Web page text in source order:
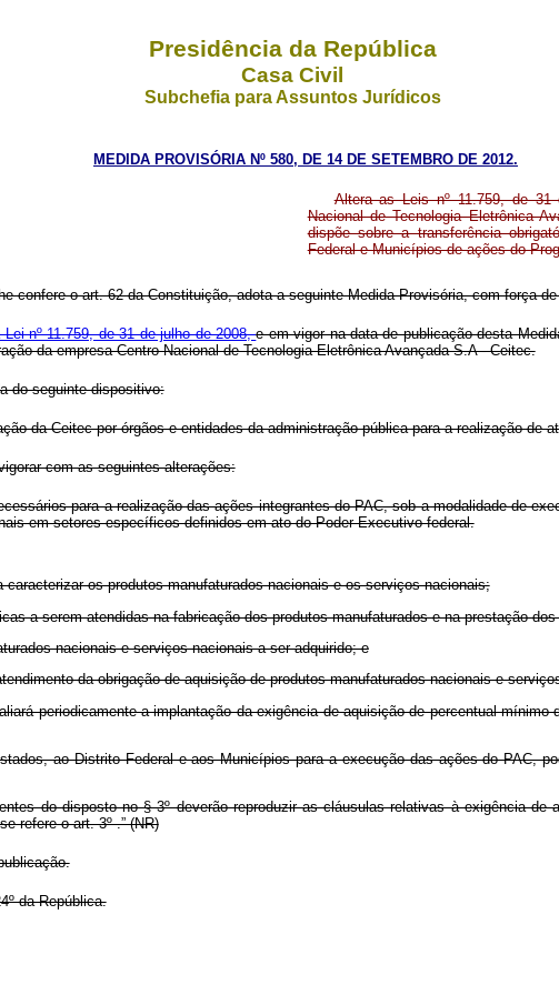
Presidência da República
Casa Civil
Subchefia para Assuntos Jurídicos
MEDIDA PROVISÓRIA Nº 580, DE 14 DE SETEMBRO DE 2012.
Altera as Leis nº 11.759, de 31
Nacional de Tecnologia Eletrônica
dispõe sobre a transferência
Federal e Municípios de ações do
confere o art. 62 da Constituição, adota a seguinte Medida Provisória, com força
nº 11.759, de 31 de julho de 2008,e em vigor na data de publicação desta
da empresa Centro Nacional de Tecnologia Eletrônica Avançada S.A - Ceitec.
do seguinte dispositivo:
da Ceitec por órgãos e entidades da administração pública para a realização de
com as seguintes alterações:
para a realização das ações integrantes do PAC, sob a modalidade de
em setores específicos definidos em ato do Poder Executivo federal.
os produtos manufaturados nacionais e os serviços nacionais;
a serem atendidas na fabricação dos produtos manufaturados e na prestação
nacionais e serviços nacionais a ser adquirido; e
da obrigação de aquisição de produtos manufaturados nacionais e
periodicamente a implantação da exigência de aquisição de percentual
ao Distrito Federal e aos Municípios para a execução das ações do PAC,
do disposto no § 3º deverão reproduzir as cláusulas relativas à exigência de
refere o art. 3º .” (NR)
da República.